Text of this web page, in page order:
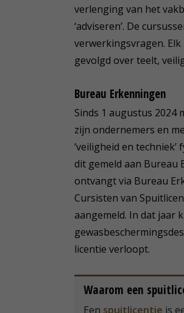
verlenging van het
‘adviseren’. De
verwerkingsvragen.
gevolgd over teelt,
Bureau Erkenningen
Sinds 1 augustus
zijn ondernemers en
‘veiligheid en
dit gemeld aan Bureau
ontvangt via Bureau
Cursisten van
aangemeld. In dat jaar
licentie verloopt.
Waarom een
Een spuitlicentie is